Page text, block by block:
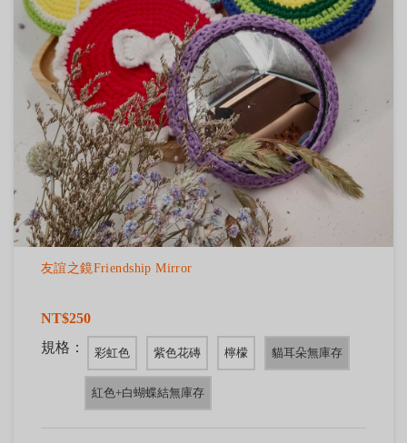
友誼之鏡Friendship Mirror
NT$250
規格：
彩虹色 紫色花磚 檸檬 貓耳朵無庫存
紅色+白蝴蝶結無庫存